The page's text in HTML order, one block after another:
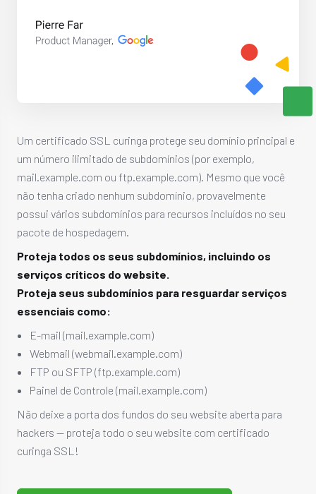
Um certificado SSL curinga protege seu domínio principal e
um número ilimitado de subdomínios (por exemplo,
mail.example.com ou ftp.example.com). Mesmo que você
não tenha criado nenhum subdomínio, provavelmente
possui vários subdomínios para recursos incluídos no seu
pacote de hospedagem.
Proteja todos os seus subdomínios, incluindo os
serviços críticos do website.
Proteja seus subdomínios para resguardar serviços
essenciais como:
E-mail (mail.example.com)
Webmail (webmail.example.com)
FTP ou SFTP (ftp.example.com)
Painel de Controle (mail.example.com)
Não deixe a porta dos fundos do seu website aberta para
hackers — proteja todo o seu website com certificado
curinga SSL!